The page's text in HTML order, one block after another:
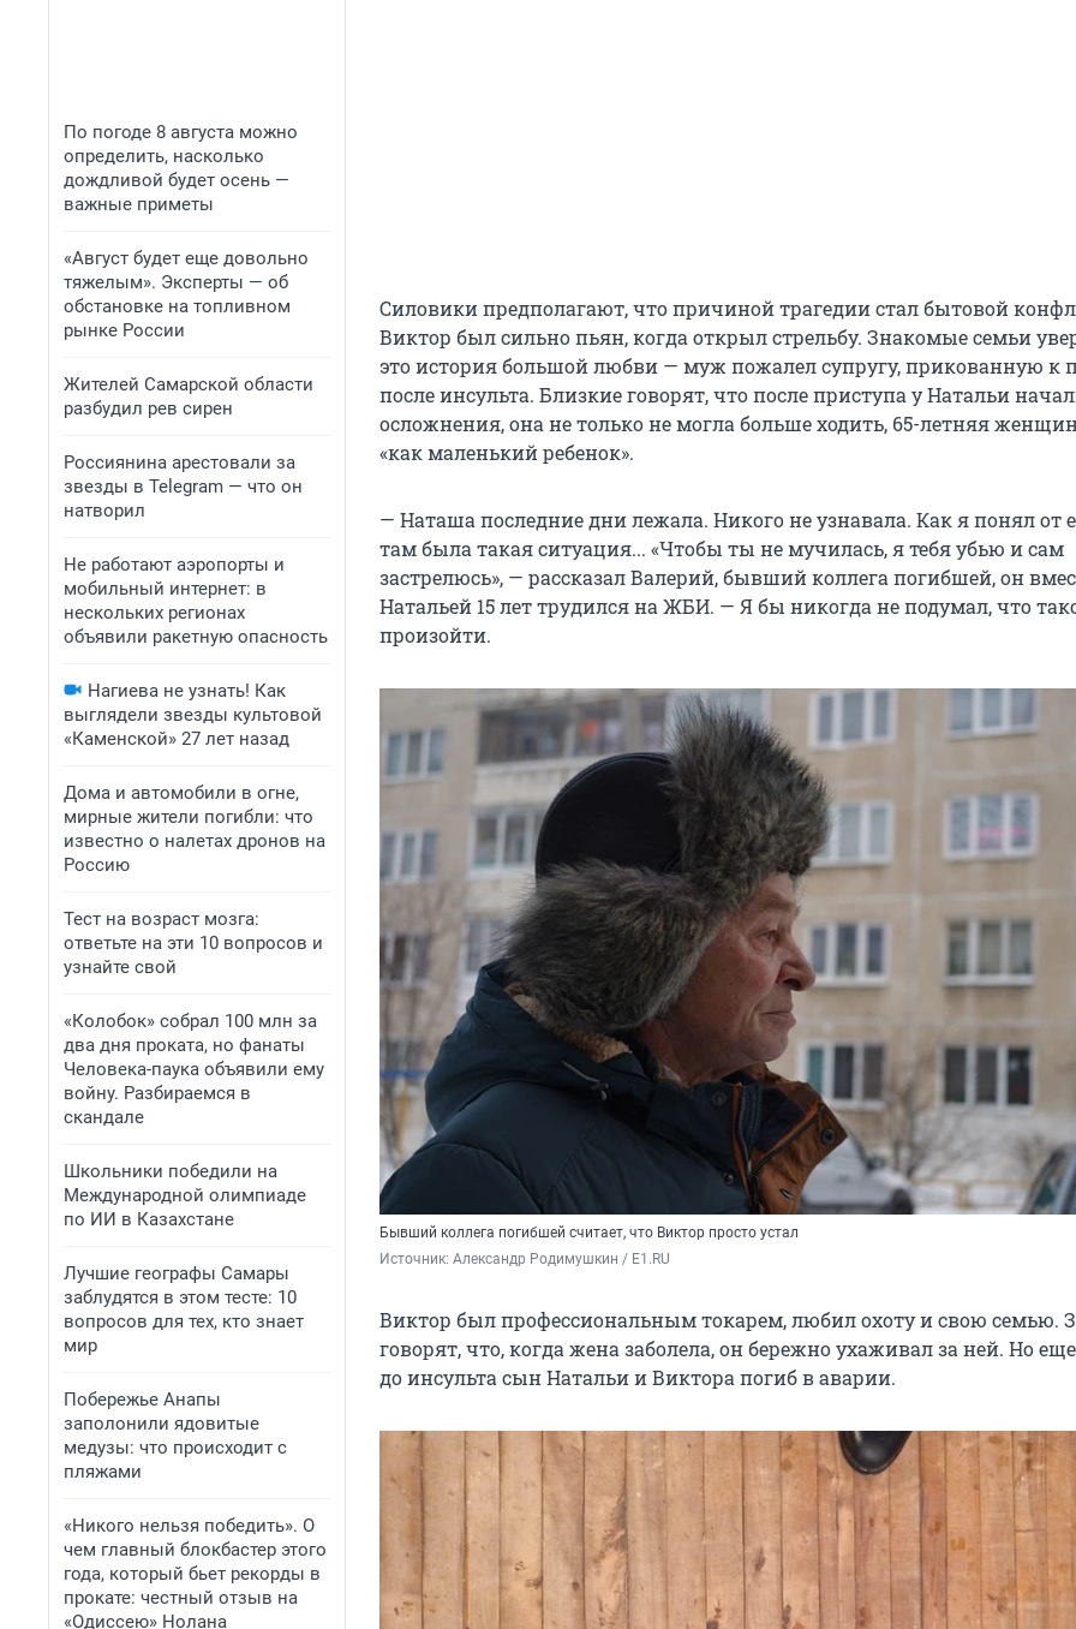
По погоде 8 августа можно
определить, насколько
дождливой будет осень —
важные приметы
«Август будет еще довольно
тяжелым». Эксперты — об
обстановке на топливном
рынке России
Жителей Самарской области
разбудил рев сирен
Россиянина арестовали за
звезды в Telegram — что он
натворил
Не работают аэропорты и
мобильный интернет: в
нескольких регионах
объявили ракетную опасность
Нагиева не узнать! Как
выглядели звезды культовой
«Каменской» 27 лет назад
Дома и автомобили в огне,
мирные жители погибли: что
известно о налетах дронов на
Россию
Тест на возраст мозга:
ответьте на эти 10 вопросов и
узнайте свой
«Колобок» собрал 100 млн за
два дня проката, но фанаты
Человека-паука объявили ему
войну. Разбираемся в
скандале
Школьники победили на
Международной олимпиаде
по ИИ в Казахстане
Лучшие географы Самары
заблудятся в этом тесте: 10
вопросов для тех, кто знает
мир
Побережье Анапы
заполонили ядовитые
медузы: что происходит с
пляжами
«Никого нельзя победить». О
чем главный блокбастер этого
года, который бьет рекорды в
прокате: честный отзыв на
«Одиссею» Нолана
Силовики предполагают, что причиной трагедии стал бытовой
Виктор был сильно пьян, когда открыл стрельбу. Знакомые семьи
это история большой любви — муж пожалел супругу, прикованную к
после инсульта. Близкие говорят, что после приступа у Натальи
осложнения, она не только не могла больше ходить, 65-летняя
«как маленький ребенок».
— Наташа последние дни лежала. Никого не узнавала. Как я понял от
там была такая ситуация... «Чтобы ты не мучилась, я тебя убью и сам
застрелюсь», — рассказал Валерий, бывший коллега погибшей, он
Натальей 15 лет трудился на ЖБИ. — Я бы никогда не подумал, что
произойти.
Бывший коллега погибшей считает, что Виктор просто устал
Источник: Александр Родимушкин / E1.RU
Виктор был профессиональным токарем, любил охоту и свою семью.
говорят, что, когда жена заболела, он бережно ухаживал за ней. Но
до инсульта сын Натальи и Виктора погиб в аварии.